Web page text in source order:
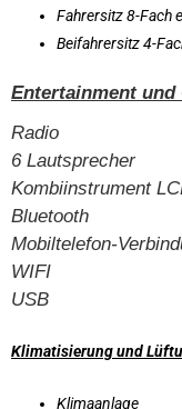
Fahrersitz 8-Fach
Beifahrersitz 4-
Entertainment und
Radio
6 Lautsprecher
Kombiinstrument
Bluetooth
Mobiltelefon-
WIFI
USB
Klimatisierung und
Klimaanlage